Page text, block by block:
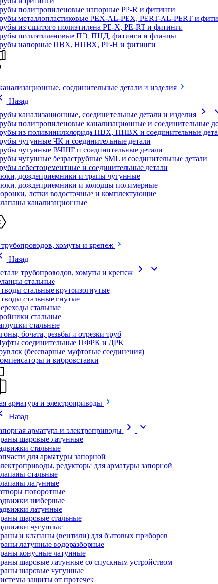
полипропиленовые напорные PP-R и фитинги
металлопластиковые PEX-AL-PEX, PERT-AL-PERT и
из сшитого полиэтилена PE-X, PE-RT и фитинги
полиэтиленовые ПЭ, ПНД, фитинги и фланцы
напорные ПВХ, НПВХ, PP-H и фитинги
соединительные детали и изделия
Назад
канализационные, соединительные детали и изделия
chevron_right
полипропиленовые канализационные и соединительные
из поливинилхлорида ПВХ, НПВХ и соединительные
чугунные ЧК и соединительные детали
чугунные ВЧШГ и соединительные детали
чугунные безраструбные SML и соединительные детали
асбестоцементные и соединительные детали
дождеприемники и трапы чугунные
дождеприемники и колодцы полимерные
лотки водосточные и комплектующие
канализационные
трубопроводов, хомуты и крепеж
Назад
трубопроводов, хомуты и крепеж
chevron_right expand_more
стальные
стальные крутоизогнутые
стальные гнутые
стальные
стальные
стальные
бочата, резьбы и отрезки труб
соединительные ПФРК и ДРК
(бессварные муфтовые соединения)
и вибровставки
арматура и электроприводы
Назад
арматура и электроприводы
chevron_right expand_more
шаровые латунные
стальные
для арматуры запорной
редукторы для арматуры запорной
стальные
латунные
поворотные
шиберные
латунные
шаровые стальные
чугунные
и клапаны (вентили) для бытовых приборов
латунные водоразборные
конусные латунные
шаровые латунные со спускным устройством
шаровые чугунные
защиты от протечек